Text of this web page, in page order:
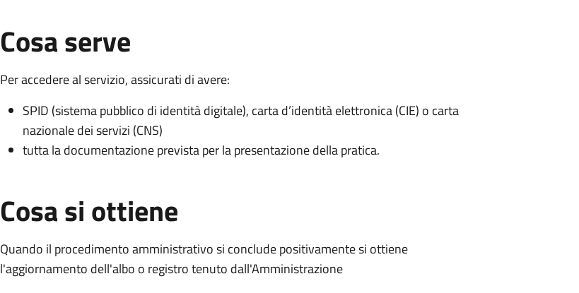
Cosa serve
Per accedere al servizio, assicurati di avere:
SPID (sistema pubblico di identità digitale), carta d’identità elettronica (CIE) o carta
nazionale dei servizi (CNS)
tutta la documentazione prevista per la presentazione della pratica.
Cosa si ottiene
Quando il procedimento amministrativo si conclude positivamente si ottiene
l'aggiornamento dell'albo o registro tenuto dall'Amministrazione